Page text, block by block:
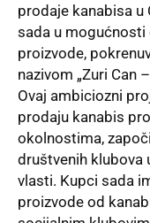
prodaje kanabisa u
sada u mogućnosti
proizvode,
nazivom „Zuri Can
Ovaj ambiciozni
prodaju kanabis
okolnostima,
društvenih klubova
vlasti. Kupci sada
proizvode od